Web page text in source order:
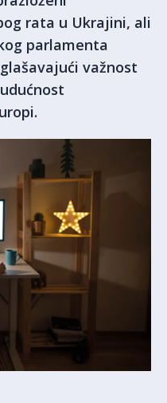
rata u Ukrajini, ali
parlamenta
važnost